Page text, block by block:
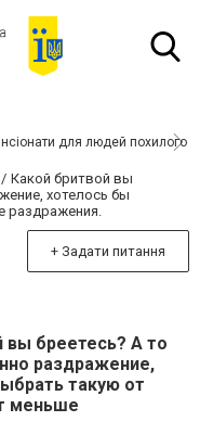
для людей похилого
Какой бритвой вы
хотелось бы
раздражения.
+ Задати питання
вы бреетесь? А то
раздражение,
такую от
меньше